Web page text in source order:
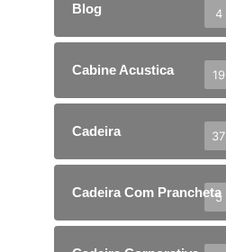
Blog 4
Cabine Acustica 19
Cadeira 37
Cadeira Com Prancheta
5